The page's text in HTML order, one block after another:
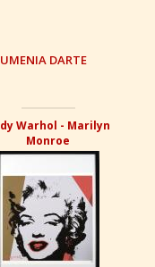
DARTE
Warhol - Marilyn
Monroe